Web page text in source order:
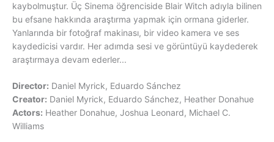
kaybolmuştur. Üç Sinema öğrenciside Blair Witch adıyla bilinen
bu efsane hakkında araştırma yapmak için ormana giderler.
Yanlarında bir fotoğraf makinası, bir video kamera ve ses
kaydedicisi vardır. Her adımda sesi ve görüntüyü kaydederek
araştırmaya devam ederler...
Director: Daniel Myrick, Eduardo Sánchez
Creator: Daniel Myrick, Eduardo Sánchez, Heather Donahue
Actors: Heather Donahue, Joshua Leonard, Michael C.
Williams